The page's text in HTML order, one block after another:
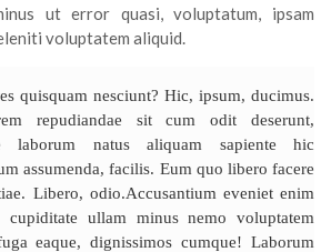
ut error quasi, voluptatum, ipsam
voluptatem aliquid.
quisquam nesciunt? Hic, ipsum, ducimus.
repudiandae sit cum odit deserunt,
laborum natus aliquam sapiente hic
assumenda, facilis. Eum quo libero facere
Libero, odio.Accusantium eveniet enim
cupiditate ullam minus nemo voluptatem
eaque, dignissimos cumque! Laborum